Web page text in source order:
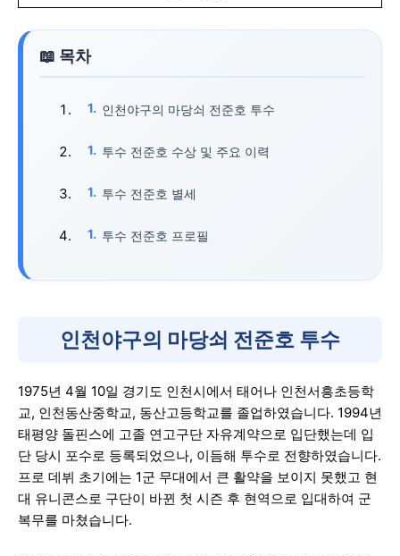
인천야구의 마당쇠 전준호 투수
투수 전준호 수상 및 주요 이력
투수 전준호 별세
투수 전준호 프로필
인천야구의 마당쇠 전준호 투수
1975년 4월 10일 경기도 인천시에서 태어나 인천서흥초등학
교, 인천동산중학교, 동산고등학교를 졸업하였습니다. 1994년
태평양 돌핀스에 고졸 연고구단 자유계약으로 입단했는데 입
단 당시 포수로 등록되었으나, 이듬해 투수로 전향하였습니다.
프로 데뷔 초기에는 1군 무대에서 큰 활약을 보이지 못했고 현
대 유니콘스로 구단이 바뀐 첫 시즌 후 현역으로 입대하여 군
복무를 마쳤습니다.